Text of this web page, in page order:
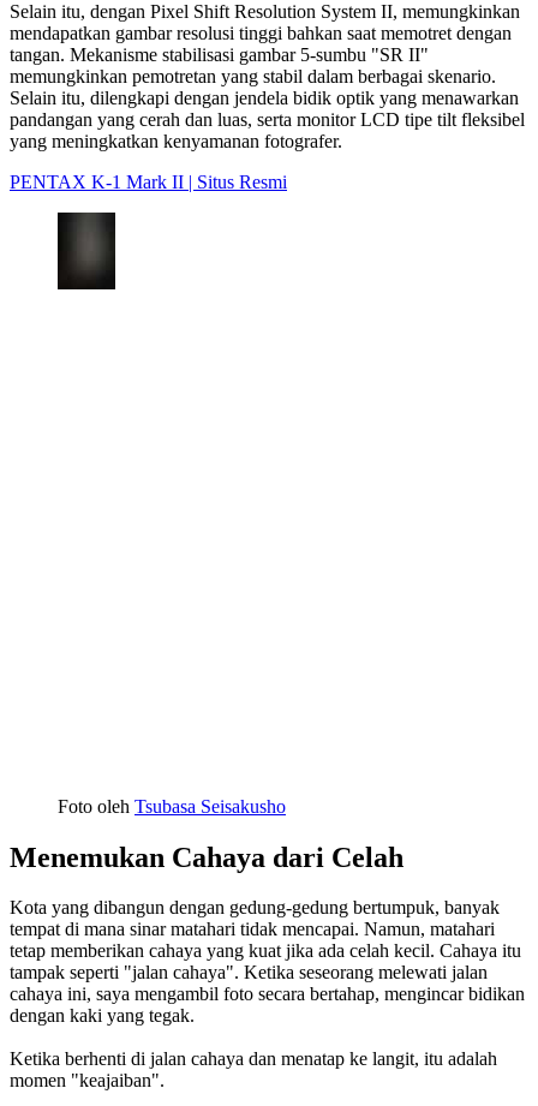
Selain itu, dengan Pixel Shift Resolution System II, memungkinkan
mendapatkan gambar resolusi tinggi bahkan saat memotret dengan
tangan. Mekanisme stabilisasi gambar 5-sumbu "SR II"
memungkinkan pemotretan yang stabil dalam berbagai skenario.
Selain itu, dilengkapi dengan jendela bidik optik yang menawarkan
pandangan yang cerah dan luas, serta monitor LCD tipe tilt fleksibel
yang meningkatkan kenyamanan fotografer.
PENTAX K-1 Mark II | Situs Resmi
Foto oleh Tsubasa Seisakusho
Menemukan Cahaya dari Celah
Kota yang dibangun dengan gedung-gedung bertumpuk, banyak
tempat di mana sinar matahari tidak mencapai. Namun, matahari
tetap memberikan cahaya yang kuat jika ada celah kecil. Cahaya itu
tampak seperti "jalan cahaya". Ketika seseorang melewati jalan
cahaya ini, saya mengambil foto secara bertahap, mengincar bidikan
dengan kaki yang tegak.
Ketika berhenti di jalan cahaya dan menatap ke langit, itu adalah
momen "keajaiban".